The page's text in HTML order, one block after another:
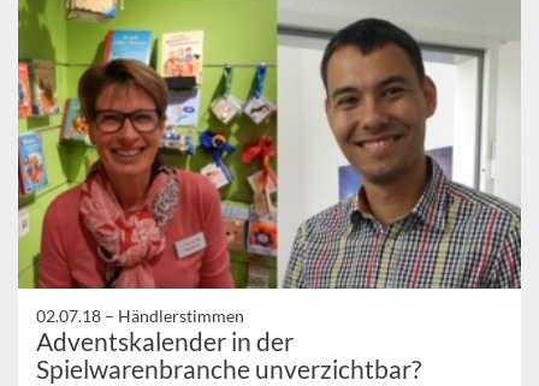
02.07.18 – Händlerstimmen
Adventskalender in der
Spielwarenbranche unverzichtbar?